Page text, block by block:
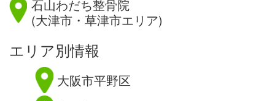
石山わだち整骨院
(大津市・草津市エリア)
エリア別情報
大阪市平野区